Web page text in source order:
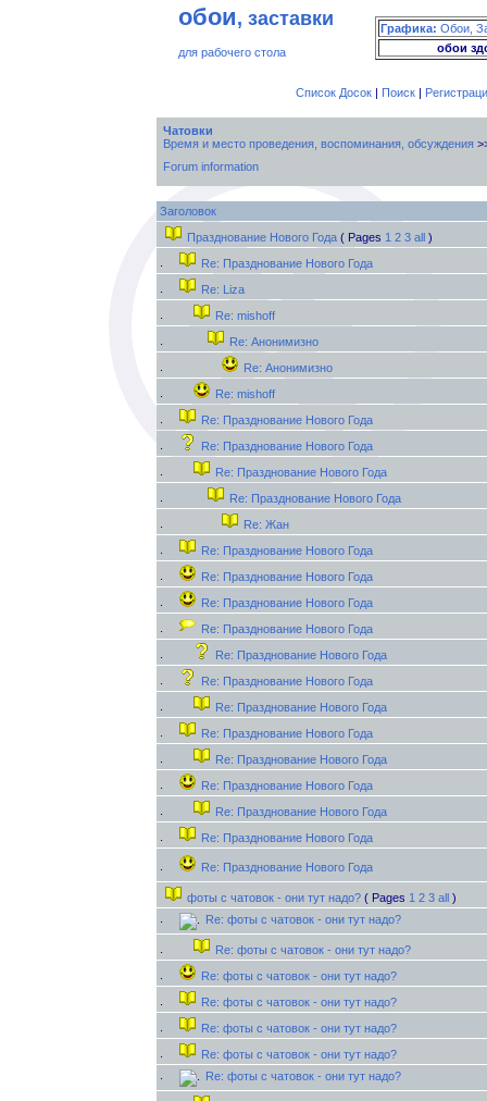
обои, заставки
для рабочего стола
Графика: Обои,
обои
Список Досок| Поиск|
Чатовки
Время и место проведения, воспоминания, обсуждения
Forum information
Заголовок
Празднование Нового Года ( Pages 1 2 3 all)
Re: Празднование Нового Года
Re: Liza
Re: mishoff
Re: Анонимизно
Re: Анонимизно
Re: mishоff
Re: Празднование Нового Года
Re: Празднование Нового Года
Re: Празднование Нового Года
Re: Празднование Нового Года
Re: Жан
Re: Празднование Нового Года
Re: Празднование Нового Года
Re: Празднование Нового Года
Re: Празднование Нового Года
Re: Празднование Нового Года
Re: Празднование Нового Года
Re: Празднование Нового Года
Re: Празднование Нового Года
Re: Празднование Нового Года
Re: Празднование Нового Года
Re: Празднование Нового Года
Re: Празднование Нового Года
Re: Празднование Нового Года
фоты с чатовок - они тут надо? ( Pages 1 2 3 all)
Re: фоты с чатовок - они тут надо?
Re: фоты с чатовок - они тут надо?
Re: фоты с чатовок - они тут надо?
Re: фоты с чатовок - они тут надо?
Re: фоты с чатовок - они тут надо?
Re: фоты с чатовок - они тут надо?
Re: фоты с чатовок - они тут надо?